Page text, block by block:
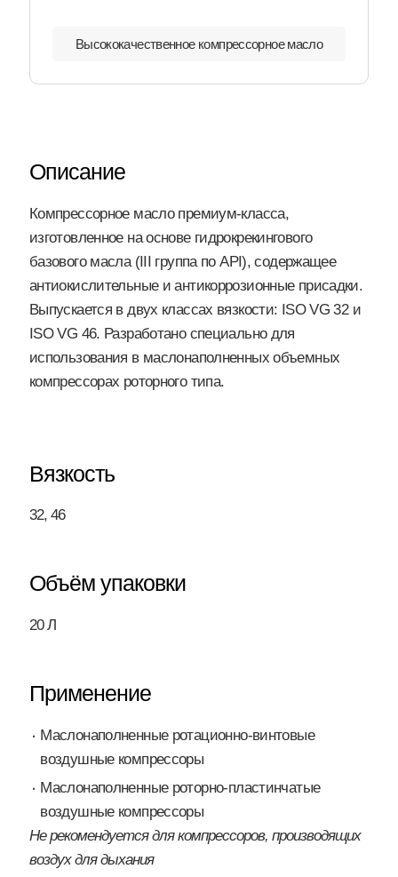
Высококачественное компрессорное масло
Описание
Компрессорное масло премиум-класса,
изготовленное на основе гидрокрекингового
базового масла (III группа по API), содержащее
антиокислительные и антикоррозионные присадки.
Выпускается в двух классах вязкости: ISO VG 32 и
ISO VG 46. Разработано специально для
использования в маслонаполненных объемных
компрессорах роторного типа.
Вязкость
32, 46
Объём упаковки
20 Л
Применение
Маслонаполненные ротационно-винтовые
воздушные компрессоры
Маслонаполненные роторно-пластинчатые
воздушные компрессоры
Не рекомендуется для компрессоров, производящих
воздух для дыхания